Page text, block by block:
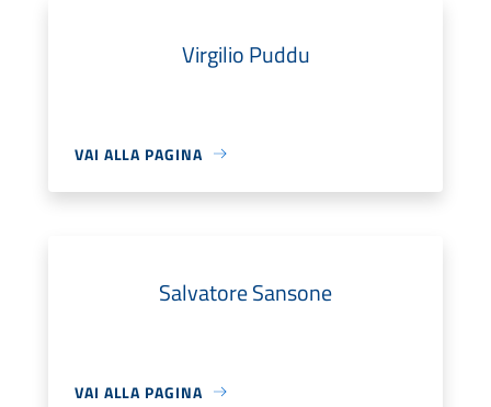
Virgilio Puddu
VAI ALLA PAGINA
Salvatore Sansone
VAI ALLA PAGINA